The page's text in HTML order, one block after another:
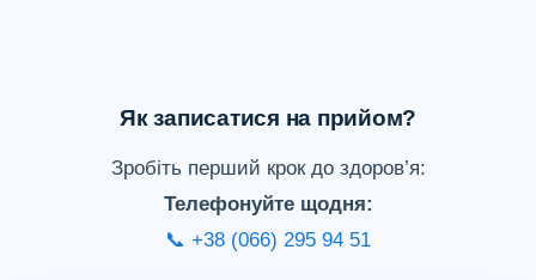
Як записатися на прийом?
Зробіть перший крок до здоров’я:
Телефонуйте щодня:
📞 +38 (066) 295 94 51